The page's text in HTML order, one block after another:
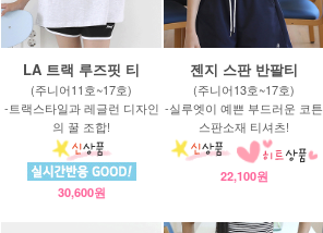
LA 트랙 루즈핏 티
(주니어11호~17호)
-트랙스타일과 레글런 디자인
의 꿀 조합!
30,600원
젠지 스판 반팔티
(주니어13호~17호)
-실루엣이 예쁜 부드러운 코튼
스판소재 티셔츠!
22,100원